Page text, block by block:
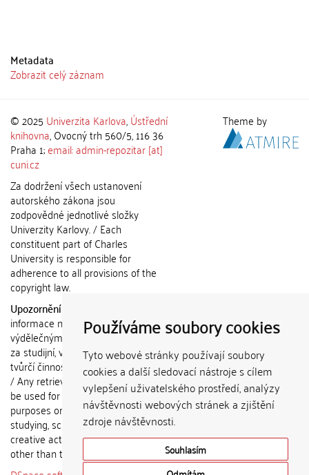
Používáme soubory cookies
Tyto webové stránky používají soubory
cookies a další sledovací nástroje s cílem
vylepšení uživatelského prostředí, analýzy
návštěvnosti webových stránek a zjištění
zdroje návštěvnosti.
Souhlasím
Metadata
Zobrazit celý záznam
© 2025 Univerzita Karlova,Ústřední
knihovna, Ovocný trh 560/5, 116 36
Praha 1;email: admin-repozitar [at]
cuni.cz
Za dodržení všech ustanovení
autorského zákona jsou
zodpovědné jednotlivé složky
Univerzity Karlovy. / Each
constituent part of Charles
University is responsible for
adherence to all provisions of the
copyright law.
Upozornění / Notice:
informace nemohou být použity k
výdělečným účelům nebo vydávány
za studijní, vědeckou nebo jinou
tvůrčí činnost jiné osoby než autora.
/ Any retrieved information shall not
be used for any commercial
purposes or claimed as results of
studying, scientific or any other
creative activities of any person
other than the author.
Theme by